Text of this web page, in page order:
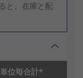
と、在庫と配
位毎合計*